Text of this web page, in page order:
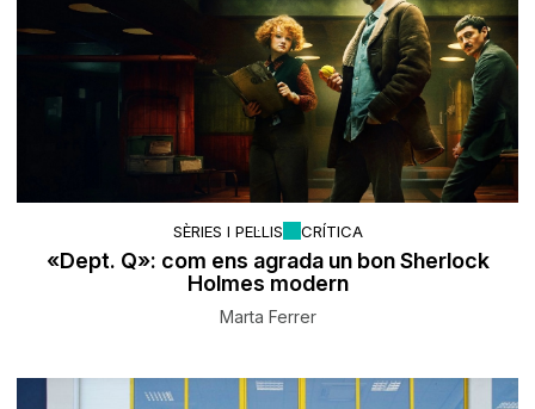
SÈRIES I PEL·LIS CRÍTICA
«Dept. Q»: com ens agrada un bon Sherlock
Holmes modern
Marta Ferrer